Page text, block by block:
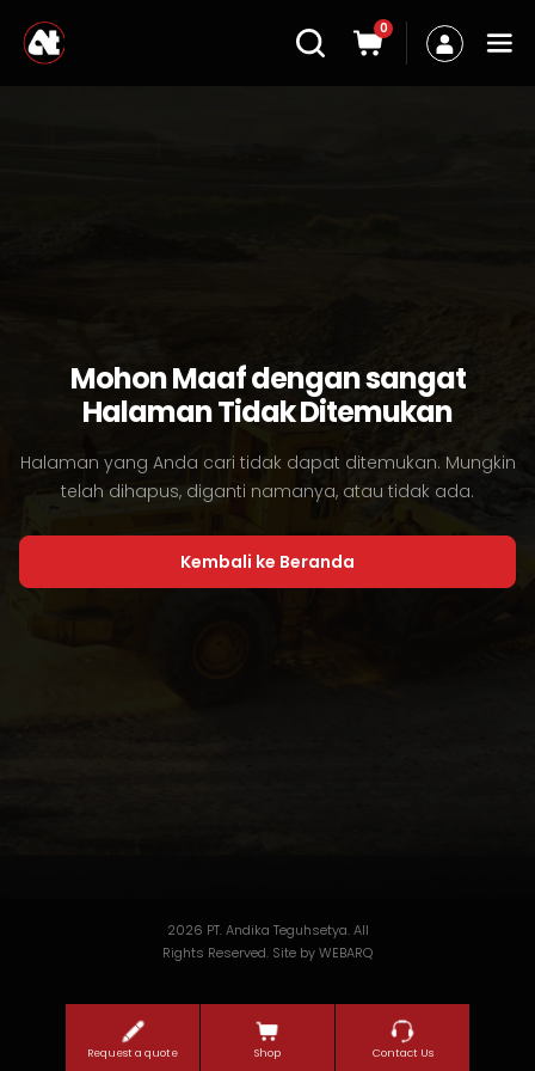
0
Request a quote Shop Contact Us
Mohon Maaf dengan sangat
Halaman Tidak Ditemukan
Halaman yang Anda cari tidak dapat ditemukan. Mungkin
telah dihapus, diganti namanya, atau tidak ada.
Kembali ke Beranda
2026 PT. Andika Teguhsetya. All
Rights Reserved. Site byWEBARQ